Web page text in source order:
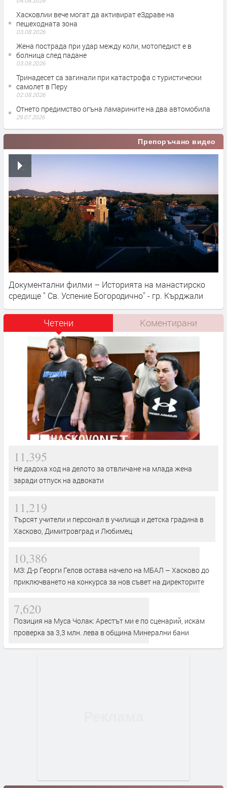
Хасковлии вече могат да активират еЗдраве на
пешеходната зона
03.08.2026
Жена пострада при удар между коли, мотопедист е в
болница след падане
03.08.2026
Тринадесет са загинали при катастрофа с туристически
самолет в Перу
02.08.2026
Отнето предимство огъна ламарините на два автомобила
29.07.2026
Препоръчано видео
Документални филми – Историята на манастирско
средище '' Св. Успение Богородично'' - гр. Кърджали
Четени Коментирани
11,395
Не дадоха ход на делото за отвличане на млада жена
заради отпуск на адвокати
11,219
Търсят учители и персонал в училища и детска градина в
Хасково, Димитровград и Любимец
10,386
МЗ: Д-р Георги Гелов остава начело на МБАЛ – Хасково до
приключването на конкурса за нов съвет на директорите
7,620
Позиция на Муса Чолак: Арестът ми е по сценарий, искам
проверка за 3,3 млн. лева в община Минерални бани